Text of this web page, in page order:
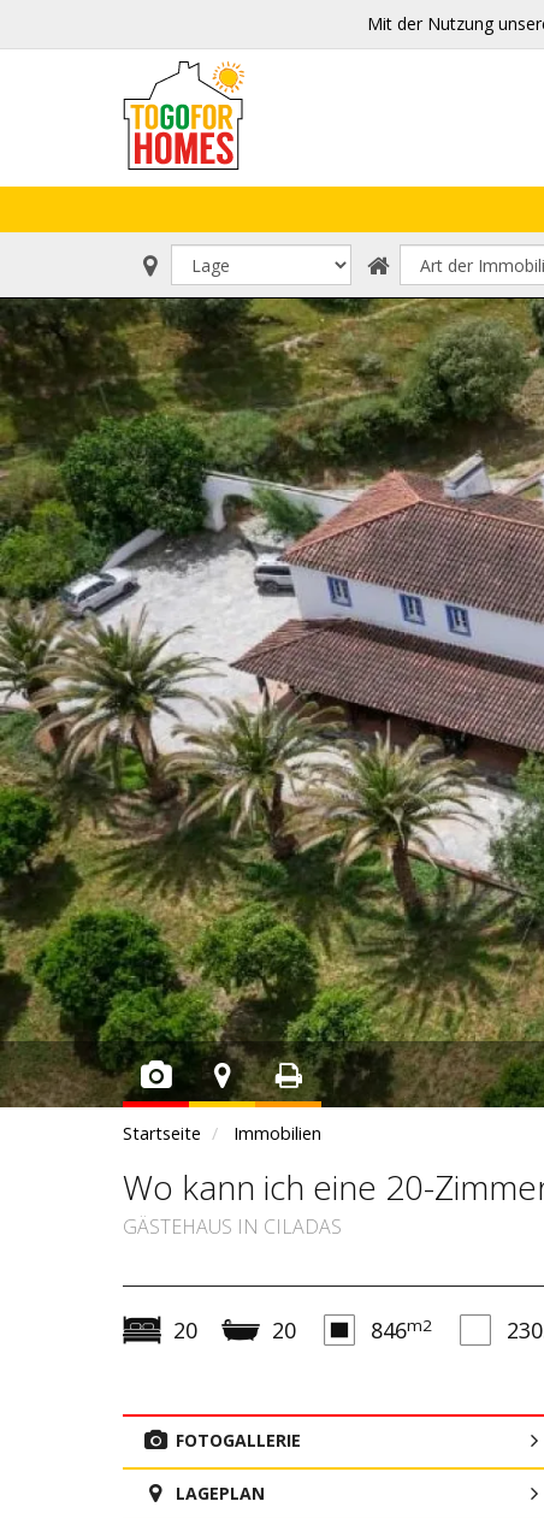
Mit der Nutzung
Startseite Immobilien
Wo kann ich eine 20-
GÄSTEHAUS IN CILADAS
20 20 846m2
FOTOGALLERIE
LAGEPLAN